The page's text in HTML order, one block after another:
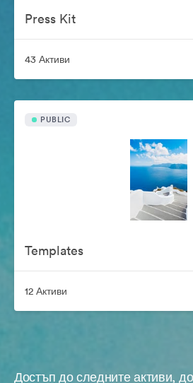
Press Kit
43 Активи
PUBLIC
Templates
12 Активи
Достъп до следните активи,